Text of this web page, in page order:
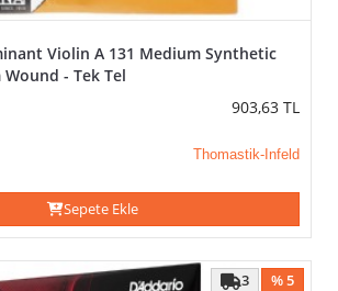
Violin A 131 Medium Synthetic
- Tek Tel
903,63 TL
Thomastik-Infeld
Sepete Ekle
% 5
3